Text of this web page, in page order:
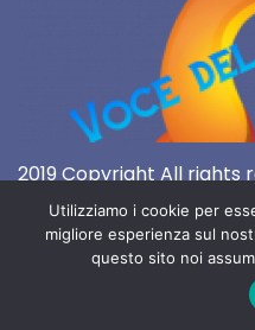
2019 Copyright All rights
Utilizziamo i cookie per
migliore esperienza sul
questo sito noi